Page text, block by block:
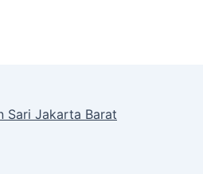
Sari Jakarta Barat